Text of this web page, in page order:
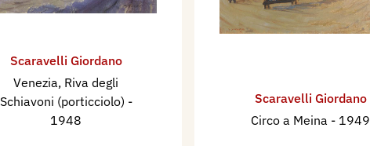
Scaravelli Giordano
Venezia, Riva degli
Schiavoni (porticciolo) -
1948
Scaravelli Giordano
Circo a Meina - 1949